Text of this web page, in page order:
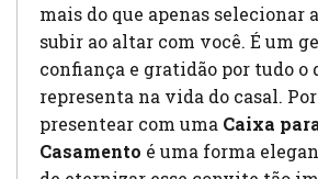
mais do que apenas selecionar
subir ao altar com você. É um
confiança e gratidão por tudo o
representa na vida do casal.
presentear com uma Caixa
Casamento é uma forma